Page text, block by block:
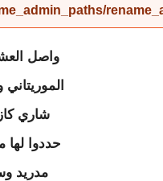
واصل
شاري
حددوا
مدريد